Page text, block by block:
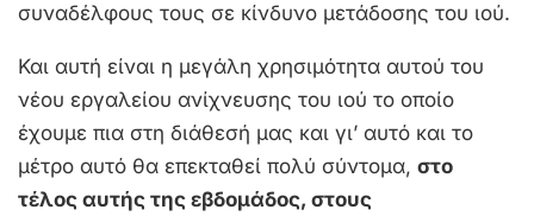
συναδέλφους τους σε κίνδυνο μετάδοσης του ιού.
Και αυτή είναι η μεγάλη χρησιμότητα αυτού του
νέου εργαλείου ανίχνευσης του ιού το οποίο
έχουμε πια στη διάθεσή μας και γι’ αυτό και το
μέτρο αυτό θα επεκταθεί πολύ σύντομα, στο
τέλος αυτής της εβδομάδος, στους